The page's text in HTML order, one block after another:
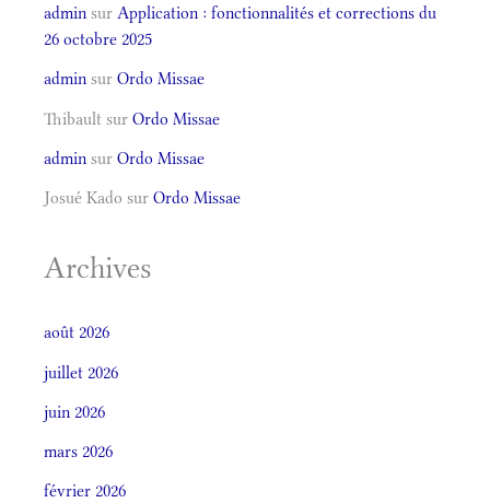
admin sur Application : fonctionnalités et corrections du
26 octobre 2025
admin sur Ordo Missae
Thibault sur Ordo Missae
admin sur Ordo Missae
Josué Kado sur Ordo Missae
Archives
août 2026
juillet 2026
juin 2026
mars 2026
février 2026